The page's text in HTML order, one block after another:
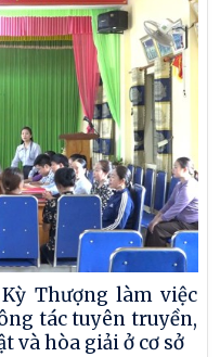
Thượng làm việc
tác tuyên truyền,
và hòa giải ở cơ sở